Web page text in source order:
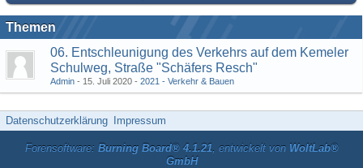
Themen
06. Entschleunigung des Verkehrs auf dem Kemeler
Schulweg, Straße "Schäfers Resch"
Admin 15. Juli 2020 2021 - Verkehr & Bauen
Datenschutzerklärung Impressum
Forensoftware: Burning Board® 4.1.21, entwickelt von WoltLab®
GmbH